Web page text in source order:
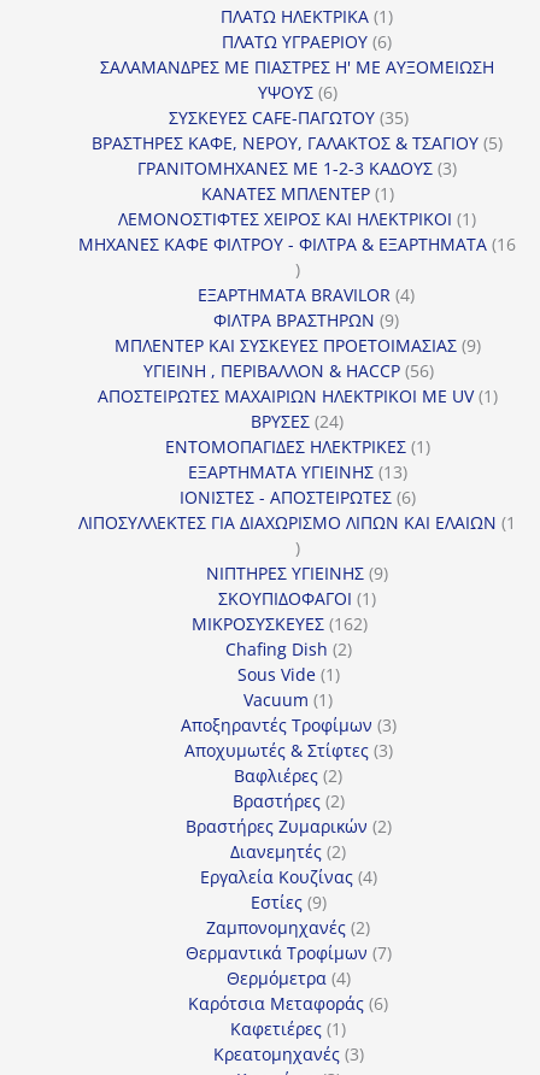
ΠΛΑΤΩ ΗΛΕΚΤΡΙΚΑ 11
προϊόν
ΠΛΑΤΩ ΥΓΡΑΕΡΙΟΥ 66
προϊόντα
ΣΑΛΑΜΑΝΔΡΕΣ ΜΕ ΠΙΑΣΤΡΕΣ Η' ΜΕ ΑΥΞΟΜΕΙΩΣΗ
ΥΨΟΥΣ 66
προϊόντα
ΣΥΣΚΕΥΕΣ CAFE-ΠΑΓΩΤΟΥ 3535
προϊόντα
ΒΡΑΣΤΗΡΕΣ ΚΑΦΕ, ΝΕΡΟΥ, ΓΑΛΑΚΤΟΣ & ΤΣΑΓΙΟΥ 55
ΓΡΑΝΙΤΟΜΗΧΑΝΕΣ ΜΕ 1-2-3 ΚΑΔΟΥΣ 33
ΚΑΝΑΤΕΣ ΜΠΛΕΝΤΕΡ 11
προϊόν
ΛΕΜΟΝΟΣΤΙΦΤΕΣ ΧΕΙΡΟΣ ΚΑΙ ΗΛΕΚΤΡΙΚΟΙ 11
προϊόν
ΜΗΧΑΝΕΣ ΚΑΦΕ ΦΙΛΤΡΟΥ - ΦΙΛΤΡΑ & ΕΞΑΡΤΗΜΑΤΑ 16
16
προϊόντα
ΕΞΑΡΤΗΜΑΤΑ BRAVILOR 44
ΦΙΛΤΡΑ ΒΡΑΣΤΗΡΩΝ 99
προϊόντα
ΜΠΛΕΝΤΕΡ ΚΑΙ ΣΥΣΚΕΥΕΣ ΠΡΟΕΤΟΙΜΑΣΙΑΣ 99
ΥΓΙΕΙΝΗ , ΠΕΡΙΒΑΛΛΟΝ & HACCP 5656
προϊόντα
ΑΠΟΣΤΕΙΡΩΤΕΣ ΜΑΧΑΙΡΙΩΝ ΗΛΕΚΤΡΙΚΟΙ ΜΕ UV 11
ΒΡΥΣΕΣ 2424
προϊόντα
ΕΝΤΟΜΟΠΑΓΙΔΕΣ ΗΛΕΚΤΡΙΚΕΣ 11
ΕΞΑΡΤΗΜΑΤΑ ΥΓΙΕΙΝΗΣ 1313
προϊόντα
ΙΟΝΙΣΤΕΣ - ΑΠΟΣΤΕΙΡΩΤΕΣ 66
προϊόντα
ΛΙΠΟΣΥΛΛΕΚΤΕΣ ΓΙΑ ΔΙΑΧΩΡΙΣΜΟ ΛΙΠΩΝ ΚΑΙ ΕΛΑΙΩΝ 1
1
προϊόν
ΝΙΠΤΗΡΕΣ ΥΓΙΕΙΝΗΣ 99
ΣΚΟΥΠΙΔΟΦΑΓΟΙ 11
ΜΙΚΡΟΣΥΣΚΕΥΕΣ 162162
Chafing Dish 22
Sous Vide 11
Vacuum 11
προϊόν
Αποξηραντές Τροφίμων 33
προϊόντα
Αποχυμωτές & Στίφτες 33
Βαφλιέρες 22
προϊόντα
Βραστήρες 22
προϊόντα
Βραστήρες Ζυμαρικών 22
Διανεμητές 22
προϊόντα
Εργαλεία Κουζίνας 44
Εστίες 99
προϊόντα
Ζαμπονομηχανές 22
προϊόντα
Θερμαντικά Τροφίμων 77
Θερμόμετρα 44
προϊόντα
Καρότσια Μεταφοράς 66
Καφετιέρες 11
προϊόν
Κρεατομηχανές 33